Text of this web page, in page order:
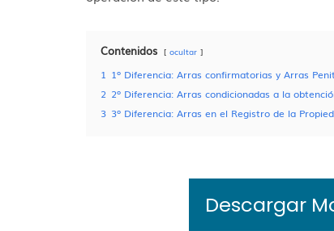
Contenidos ocultar
1 1º Diferencia: Arras confirmatorias y Arras
2 2º Diferencia: Arras condicionadas a la
3 3º Diferencia: Arras en el Registro de la
Descargar